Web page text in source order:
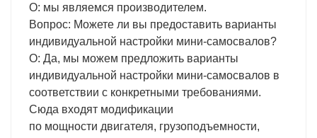
О: мы являемся производителем.
Вопрос: Можете ли вы предоставить варианты
индивидуальной настройки мини-самосвалов?
О: Да, мы можем предложить варианты
индивидуальной настройки мини-самосвалов в
соответствии с конкретными требованиями.
Сюда входят модификации
по мощности двигателя, грузоподъемности,